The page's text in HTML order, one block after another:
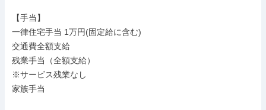
【手当】
一律住宅手当 1万円(固定給に含む)
交通費全額支給
残業手当（全額支給）
※サービス残業なし
家族手当